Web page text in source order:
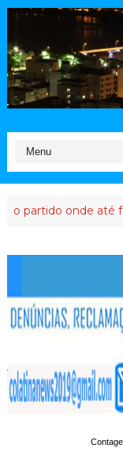
onde até faltar